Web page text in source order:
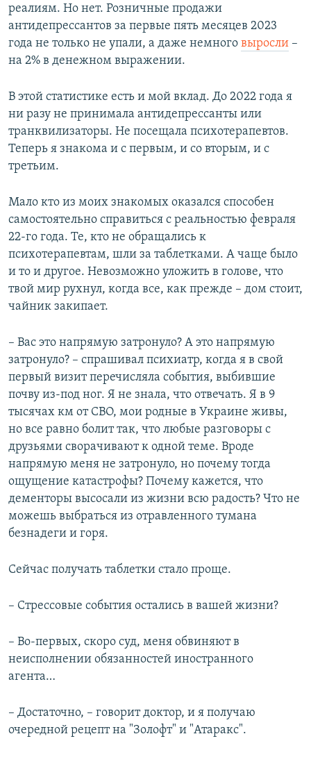
реалиям. Но нет. Розничные продажи
антидепрессантов за первые пять месяцев 2023
года не только не упали, а даже немного выросли –
на 2% в денежном выражении.
В этой статистике есть и мой вклад. До 2022 года я
ни разу не принимала антидепрессанты или
транквилизаторы. Не посещала психотерапевтов.
Теперь я знакома и с первым, и со вторым, и с
третьим.
Мало кто из моих знакомых оказался способен
самостоятельно справиться с реальностью февраля
22-го года. Те, кто не обращались к
психотерапевтам, шли за таблетками. А чаще было
и то и другое. Невозможно уложить в голове, что
твой мир рухнул, когда все, как прежде – дом стоит,
чайник закипает.
– Вас это напрямую затронуло? А это напрямую
затронуло? – спрашивал психиатр, когда я в свой
первый визит перечисляла события, выбившие
почву из-под ног. Я не знала, что отвечать. Я в 9
тысячах км от СВО, мои родные в Украине живы,
но все равно болит так, что любые разговоры с
друзьями сворачивают к одной теме. Вроде
напрямую меня не затронуло, но почему тогда
ощущение катастрофы? Почему кажется, что
дементоры высосали из жизни всю радость? Что не
можешь выбраться из отравленного тумана
безнадеги и горя.
Сейчас получать таблетки стало проще.
– Стрессовые события остались в вашей жизни?
– Во-первых, скоро суд, меня обвиняют в
неисполнении обязанностей иностранного
агента…
– Достаточно, – говорит доктор, и я получаю
очередной рецепт на "Золофт" и "Атаракс".